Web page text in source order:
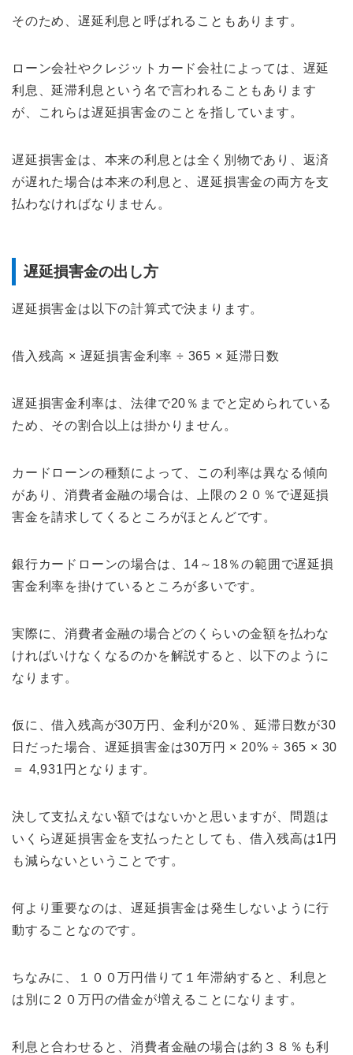
そのため、遅延利息と呼ばれることもあります。
ローン会社やクレジットカード会社によっては、遅延
利息、延滞利息という名で言われることもあります
が、これらは遅延損害金のことを指しています。
遅延損害金は、本来の利息とは全く別物であり、返済
が遅れた場合は本来の利息と、遅延損害金の両方を支
払わなければなりません。
遅延損害金の出し方
遅延損害金は以下の計算式で決まります。
借入残高 × 遅延損害金利率 ÷ 365 × 延滞日数
遅延損害金利率は、法律で20％までと定められている
ため、その割合以上は掛かりません。
カードローンの種類によって、この利率は異なる傾向
があり、消費者金融の場合は、上限の２０％で遅延損
害金を請求してくるところがほとんどです。
銀行カードローンの場合は、14～18％の範囲で遅延損
害金利率を掛けているところが多いです。
実際に、消費者金融の場合どのくらいの金額を払わな
ければいけなくなるのかを解説すると、以下のように
なります。
仮に、借入残高が30万円、金利が20％、延滞日数が30
日だった場合、遅延損害金は30万円 × 20% ÷ 365 × 30
＝ 4,931円となります。
決して支払えない額ではないかと思いますが、問題は
いくら遅延損害金を支払ったとしても、借入残高は1円
も減らないということです。
何より重要なのは、遅延損害金は発生しないように行
動することなのです。
ちなみに、１００万円借りて１年滞納すると、利息と
は別に２０万円の借金が増えることになります。
利息と合わせると、消費者金融の場合は約３８％も利